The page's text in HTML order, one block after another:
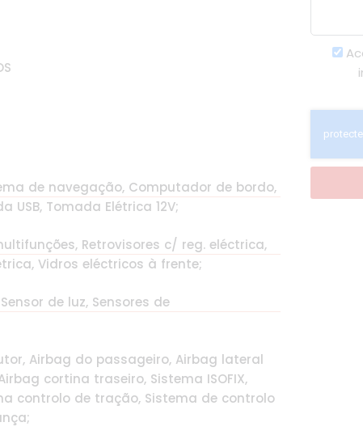
de navegação, Computador de bordo,
Tomada Elétrica 12V;
Retrovisores c/ reg. eléctrica,
Vidros eléctricos à frente;
de luz, Sensores de
Airbag do passageiro, Airbag lateral
cortina traseiro, Sistema ISOFIX,
controlo de tração, Sistema de controlo